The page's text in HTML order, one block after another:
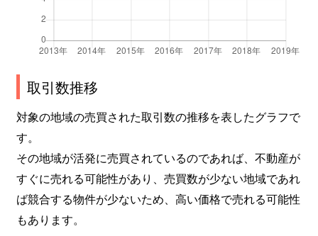
取引数推移
対象の地域の売買された取引数の推移を表したグラフで
す。
その地域が活発に売買されているのであれば、不動産が
すぐに売れる可能性があり、売買数が少ない地域であれ
ば競合する物件が少ないため、高い価格で売れる可能性
もあります。